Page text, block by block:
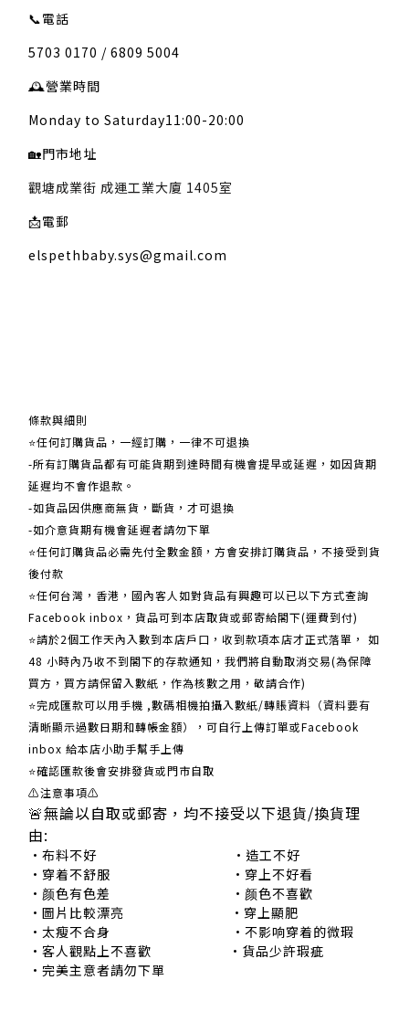
📞電話
5703 0170 / 6809 5004
🕰️營業時間
Monday to Saturday11:00-20:00
🏡門市地址
觀塘成業街 成運工業大廈 1405室
📩電郵
elspethbaby.sys@gmail.com
條款與細則
⭐任何訂購貨品，一經訂購，一律不可退換
-所有訂購貨品都有可能貨期到達時間有機會提早或延遲，如因貨期
延遲均不會作退款。
-如貨品因供應商無貨，斷貨，才可退換
-如介意貨期有機會延遲者請勿下單
⭐任何訂購貨品必需先付全數金額，方會安排訂購貨品，不接受到貨
後付款
⭐任何台灣，香港，國內客人如對貨品有興趣可以已以下方式查詢
Facebook inbox，貨品可到本店取貨或郵寄給閣下(運費到付)
​​⭐請於2個工作天內入數到本店戶口，收到款項本店才正式落單， 如
48 小時內乃收不到閣下的存款通知，我們將自動取消交易(為保障
買方，買方請保留入數紙，作為核數之用，敬請合作)
⭐完成匯款可以用手機 ,數碼相機拍攝入數紙/轉賬資料（資料要有
清晰顯示過數日期和轉帳金額），可自行上傳訂單或Facebook
inbox 給本店小助手幫手上傳
⭐確認匯款後會安排發貨或門市自取
⚠注意事項⚠
🚨無論以自取或郵寄，均不接受以下退貨/換貨理
由:
•布料不好 •造工不好
•穿着不舒服 •穿上不好看
•颜色有色差 •颜色不喜歡
•圖片比較漂亮 •穿上顯肥
•太瘦不合身 •不影响穿着的微瑕
•客人觀點上不喜歡 •貨品少許瑕疵
•完美主意者請勿下單